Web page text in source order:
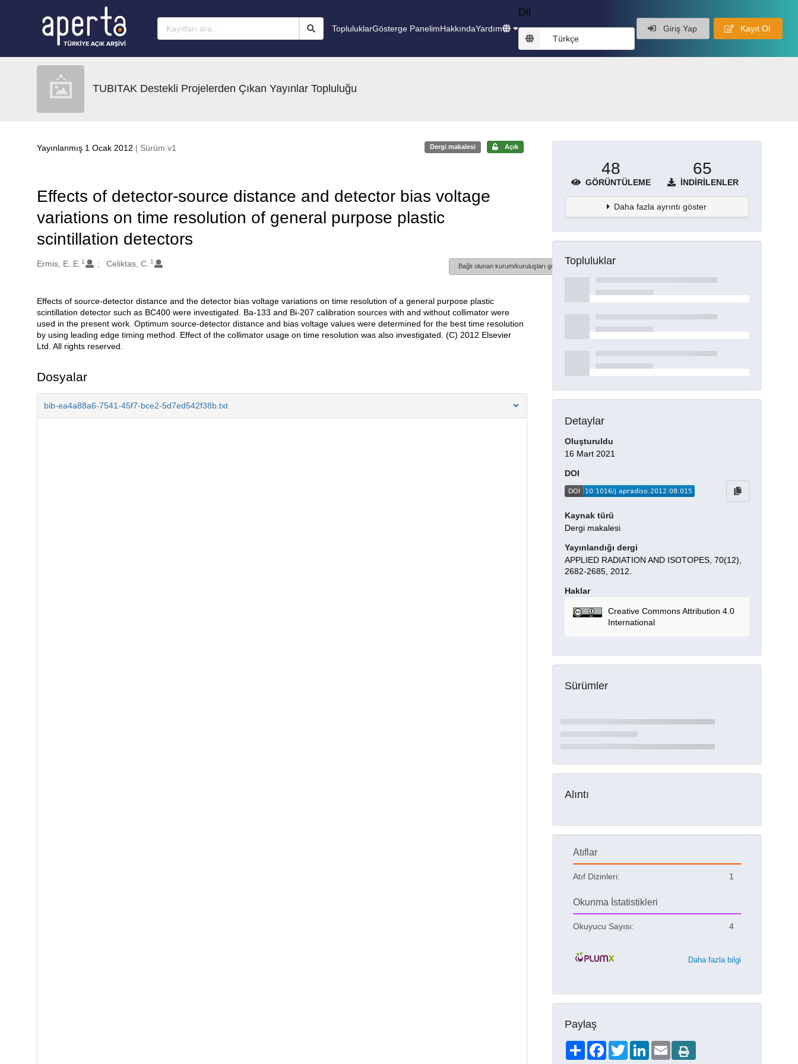
TopluluklarGösterge PanelimHakkındaYardım
Dil
Türkçe
Giriş Yap Kayıt Ol
TUBITAK Destekli Projelerden Çıkan Yayınlar Topluluğu
Yayınlanmış 1 Ocak 2012 | Sürüm v1 Dergi makalesi Açık
Effects of detector-source distance and detector bias voltage
variations on time resolution of general purpose plastic
scintillation detectors
Oluşturanlar
Ermis, E. E. 1 Celiktas, C. 1
Bağlı olunan kurum/kuruluşları göster
Açıklama
Effects of source-detector distance and the detector bias voltage variations on time resolution of a general purpose plastic
scintillation detector such as BC400 were investigated. Ba-133 and Bi-207 calibration sources with and without collimator were
used in the present work. Optimum source-detector distance and bias voltage values were determined for the best time resolution
by using leading edge timing method. Effect of the collimator usage on time resolution was also investigated. (C) 2012 Elsevier
Ltd. All rights reserved.
Dosyalar
bib-ea4a88a6-7541-45f7-bce2-5d7ed542f38b.txt
48
GÖRÜNTÜLEME
65
İNDIRILENLER
Daha fazla ayrıntı göster
Topluluklar
Detaylar
Oluşturuldu
16 Mart 2021
DOI
Kaynak türü
Dergi makalesi
Yayınlandığı dergi
APPLIED RADIATION AND ISOTOPES, 70(12),
2682-2685, 2012.
Haklar
Creative Commons Attribution 4.0
International
Sürümler
Alıntı
Atıflar
Atıf Dizinleri: 1
Okunma İstatistikleri
Okuyucu Sayısı: 4
Daha fazla bilgi
Paylaş
ShareFacebookTwitterLinkedIn
Email